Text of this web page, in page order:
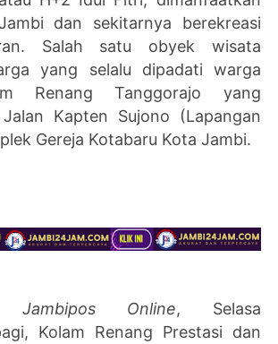
dan sekitarnya berekreasi
Salah satu obyek wisata
yang selalu dipadati warga
Renang Tanggorajo yang
Kapten Sujono (Lapangan
Gereja Kotabaru Kota Jambi.
Jambipos Online, Selasa
Kolam Renang Prestasi dan